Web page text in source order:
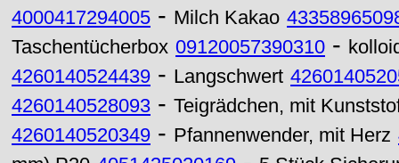
4000417294005 - Milch Kakao
Taschentücherbox 09120057390310 -
4260140524439 - Langschwert
4260140528093 - Teigrädchen, mit
4260140520349 - Pfannenwender, mit Herz